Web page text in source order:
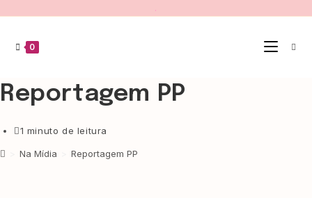
.
0
Reportagem PP
1 minuto de leitura
Na Mídia Reportagem PP